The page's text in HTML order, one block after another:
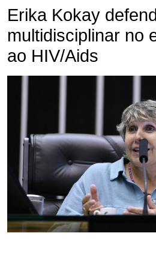
Erika Kokay
multidisciplinar no
ao HIV/Aids